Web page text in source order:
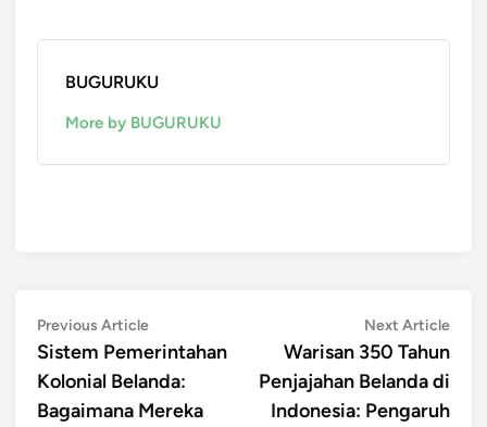
BUGURUKU
More by BUGURUKU
Post
navigation
Previous ArticlePrevious
article:
Sistem Pemerintahan
Kolonial Belanda:
Bagaimana Mereka
Next ArticleNext
Warisan 350 Tahun
Penjajahan Belanda di
Indonesia: Pengaruh